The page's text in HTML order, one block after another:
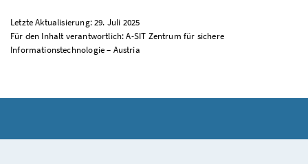
Letzte Aktualisierung: 29. Juli 2025
Für den Inhalt verantwortlich: A-SIT Zentrum für sichere
Informationstechnologie – Austria